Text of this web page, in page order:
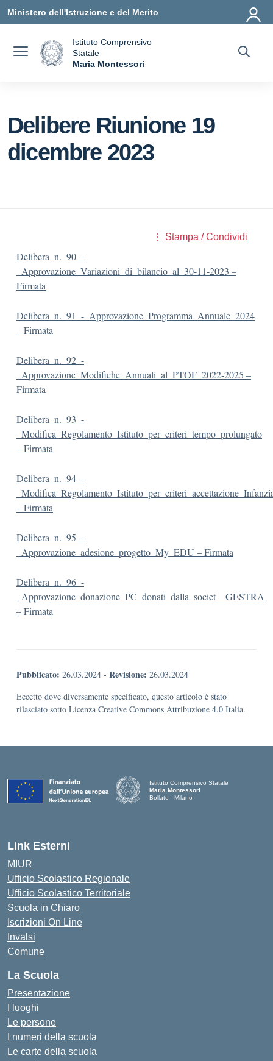
Ministero dell'Istruzione e del Merito
Istituto Comprensivo
Statale
Maria Montessori
Delibere Riunione 19
dicembre 2023
Stampa / Condividi
Delibera_n._90_-
_Approvazione_Variazioni_di_bilancio_al_30-11-2023 –
Firmata
Delibera_n._91_-_Approvazione_Programma_Annuale_2024
– Firmata
Delibera_n._92_-
_Approvazione_Modifiche_Annuali_al_PTOF_2022-2025 –
Firmata
Delibera_n._93_-
_Modifica_Regolamento_Istituto_per_criteri_tempo_prolungato
– Firmata
Delibera_n._94_-
– Firmata
Delibera_n._95_-
_Approvazione_adesione_progetto_My_EDU – Firmata
Delibera_n._96_-
_Approvazione_donazione_PC_donati_dalla_societ__GESTRA
– Firmata
Pubblicato: 26.03.2024 - Revisione: 26.03.2024
Eccetto dove diversamente specificato, questo articolo è stato
rilasciato sotto Licenza Creative Commons Attribuzione 4.0 Italia.
Istituto Comprensivo Statale
Maria Montessori
Bollate - Milano
Link Esterni
MIUR
Ufficio Scolastico Regionale
Ufficio Scolastico Territoriale
Scuola in Chiaro
Iscrizioni On Line
Invalsi
Comune
La Scuola
Presentazione
I luoghi
Le persone
I numeri della scuola
Le carte della scuola